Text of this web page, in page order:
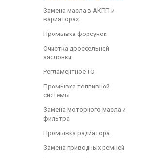
Замена масла в АКПП и
вариаторах
Промывка форсунок
Очистка дроссельной
заслонки
Регламентное ТО
Промывка топливной
системы
Замена моторного масла и
фильтра
Промывка радиатора
Замена приводных ремней